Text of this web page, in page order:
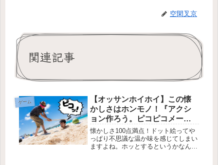
空閑叉京
関連記事
ゲーム
【オッサンホイホイ】この懐
かしさはホンモノ！『アクシ
ョン作ろう。ピコピコメーカ
ーPLUS』でドットゲームを遊
べる作れる！
懐かしさ100点満点！ドット絵ってや
っぱり不思議な温か味を感じてしまい
ますよね。ホッとするというかなんと